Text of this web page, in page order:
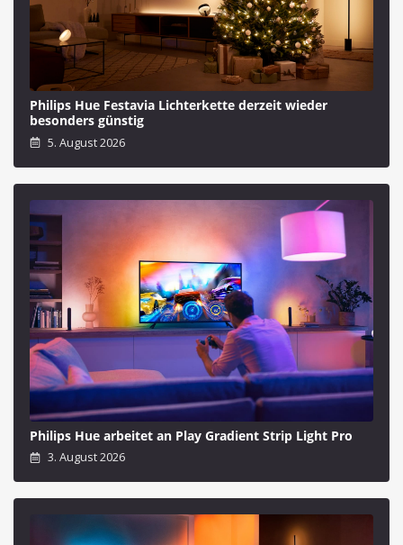
Philips Hue Festavia Lichterkette derzeit wieder
besonders günstig
5. August 2026
Philips Hue arbeitet an Play Gradient Strip Light Pro
3. August 2026